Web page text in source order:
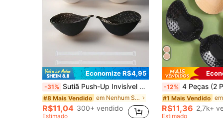
Economize R$4,95
-31% Sutiã Push-Up Invisível de 5cm – Sem Alças, Realça o Decote e Levanta/Modela para Seios Menores; Vestidos Sem Alças, Vestidos de Festa
#8 Mais Vendido em Nenhum Sutiã adesivo feminino
R$11,04 300+ vendido
Estimado
-12% 4 Peças (2 Pretas + 2 Nude) Almofadas de Sutiã Invisíveis Autoadesivas de Silicone, Copos de Sutiã Sem Alças e Sem Costas
#1 Mais Vendido
R$11,36 2,7k+
Estimado